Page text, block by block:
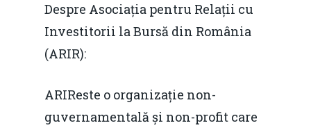
Despre Asociația pentru Relații cu
Investitorii la Bursă din România
(ARIR):
ARIReste o organizație non-
guvernamentală și non-profit care
Despre
Modelul economic
Video